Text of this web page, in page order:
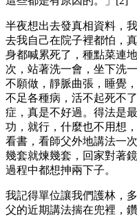
半夜想出去發真相資料，
去我自己在院子裡都怕，
身都喊累死了，種點菜連
次，站著洗一會，坐下洗
不願做，靜脈曲張，睡覺
不足各種病，活不起死不
症，真是不好過。得法是
功，就行，什麼也不用想
看書，看師父外地講法一
幾套就煉幾套，回家對著
過程中都想抻兩下子。
我記得單位讓我們護林，
父的近期講法揣在兜裡，